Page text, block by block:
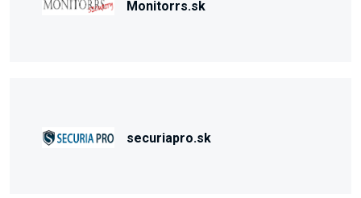
Monitorrs.sk
securiapro.sk